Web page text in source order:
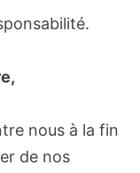
nous à la fin
de nos